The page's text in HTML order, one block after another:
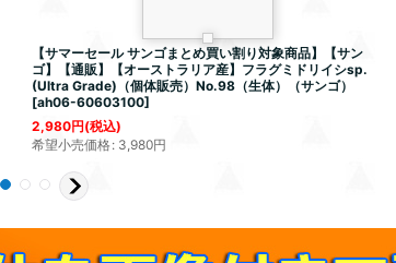
【サマーセール サンゴまとめ買い割り対象商品】【サン
ゴ】【通販】【オーストラリア産】フラグミドリイシsp.
(Ultra Grade)（個体販売）No.98（生体）（サンゴ）
[ah06-60603100]
2,980円(税込)
希望小売価格: 3,980円